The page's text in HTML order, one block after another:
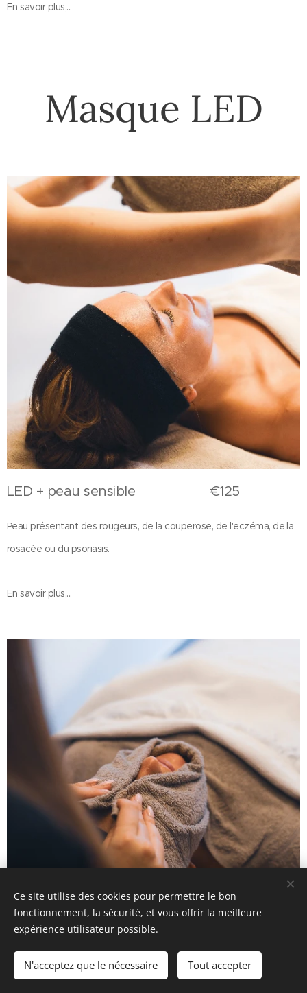
En savoir plus,...
Masque LED
LED + peau sensible €125
Peau présentant des rougeurs, de la couperose, de l'eczéma, de la
rosacée ou du psoriasis.
En savoir plus,...
LED + acné €117,50
Ce site utilise des cookies pour permettre le bon
fonctionnement, la sécurité, et vous offrir la meilleure
expérience utilisateur possible.
N'acceptez que le nécessaire Tout accepter